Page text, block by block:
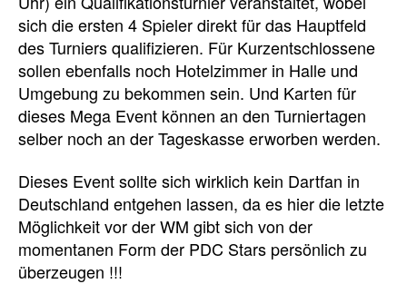
sich die ersten 4 Spieler direkt für das Hauptfeld
des Turniers qualifizieren. Für Kurzentschlossene
sollen ebenfalls noch Hotelzimmer in Halle und
Umgebung zu bekommen sein. Und Karten für
dieses Mega Event können an den Turniertagen
selber noch an der Tageskasse erworben werden.
Dieses Event sollte sich wirklich kein Dartfan in
Deutschland entgehen lassen, da es hier die letzte
Möglichkeit vor der WM gibt sich von der
momentanen Form der PDC Stars persönlich zu
überzeugen !!!